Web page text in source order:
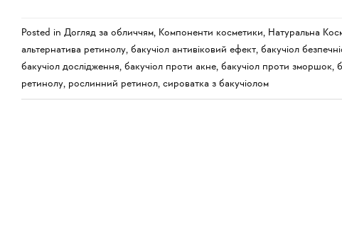
Posted in Догляд за обличчям, Компоненти косметики, Натуральна
альтернатива ретинолу, бакучіол антивіковий ефект, бакучіол
бакучіол дослідження, бакучіол проти акне, бакучіол проти зморшок,
ретинолу, рослинний ретинол, сироватка з бакучіолом